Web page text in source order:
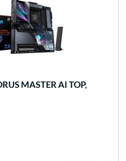
MASTER AI TOP,